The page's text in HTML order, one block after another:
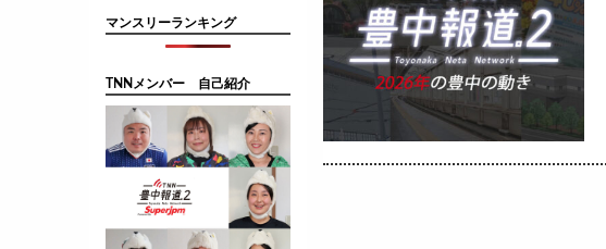
マンスリーランキング
TNNメンバー 自己紹介